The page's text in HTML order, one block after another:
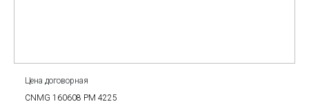
Цена договорная
CNMG 160608 PM 4225